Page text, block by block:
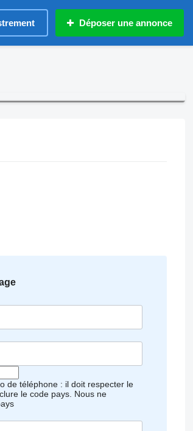
Déposer une annonce
de téléphone : il doit respecter le
le code pays. Nous ne